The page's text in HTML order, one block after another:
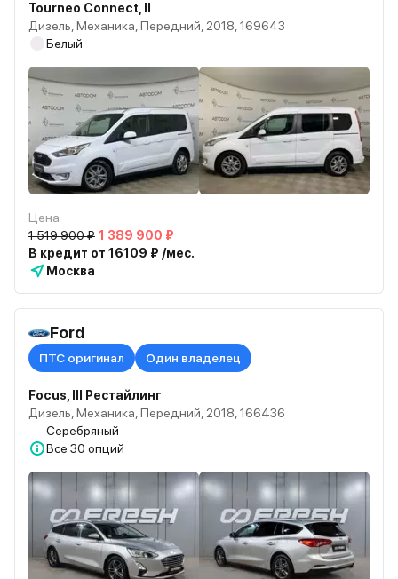
Tourneo Connect, II
Дизель, Механика, Передний, 2018, 169643
Белый
Цена
1 519 900 ₽ 1 389 900 ₽
В кредит от 16109 ₽ /мес.
Москва
Ford
ПТС оригинал Один владелец
Focus, III Рестайлинг
Дизель, Механика, Передний, 2018, 166436
Серебряный
Все 30 опций